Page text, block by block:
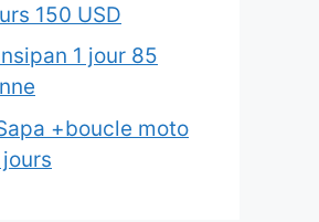
150 USD
1 jour 85
+boucle moto